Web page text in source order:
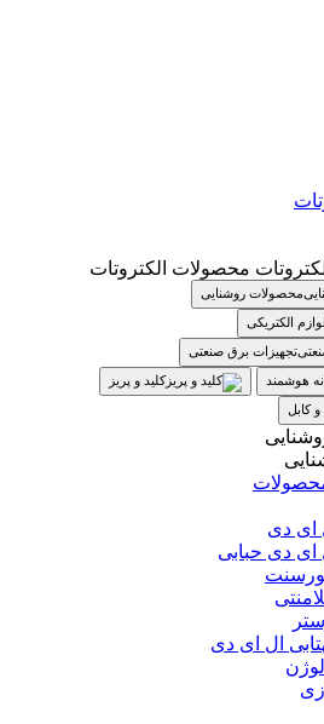
محصولات الکتروتات
محصولات روشنایی
الکتریکی
تجهیزات برق صنعتی
هوشمند
کلید و پریز
کابل
ای دی
ای دی حبابی
ال ای دی